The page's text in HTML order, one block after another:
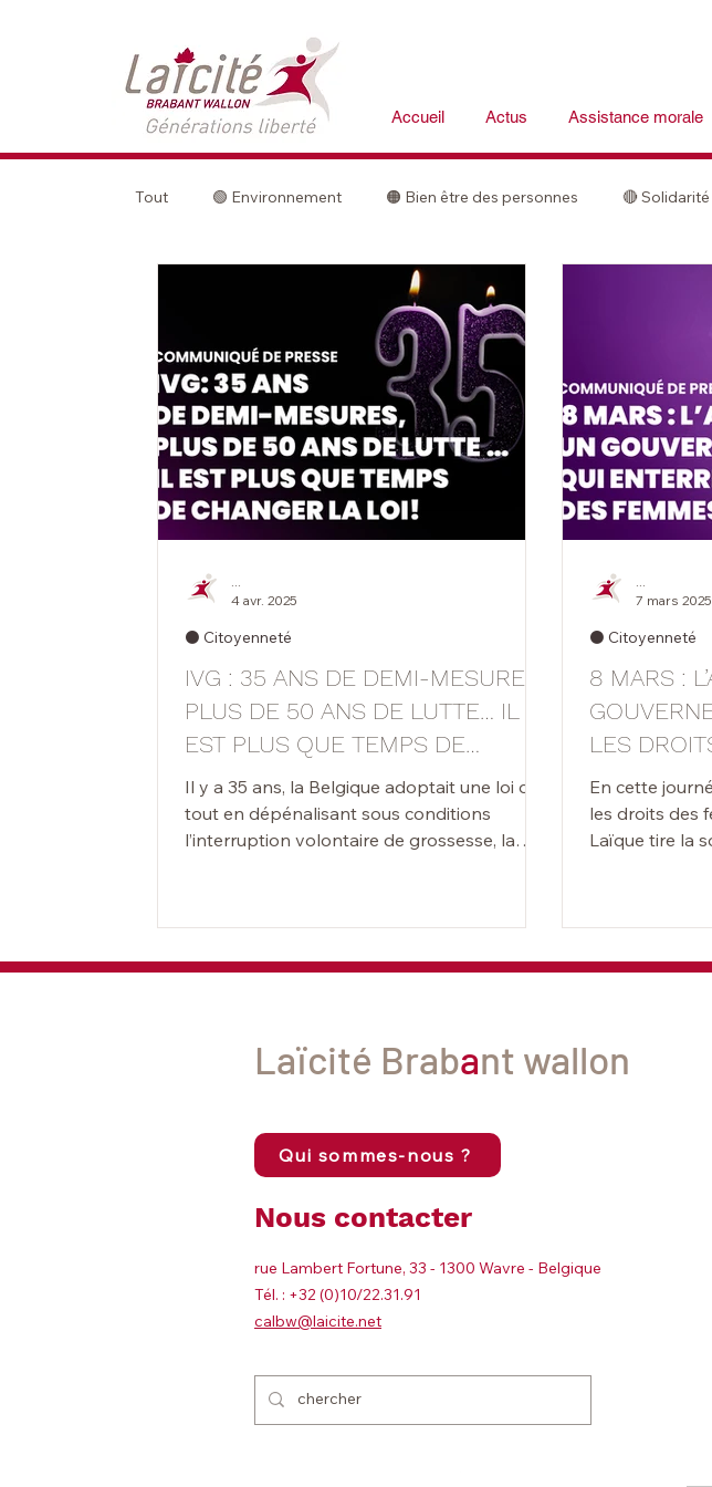
Accueil Actus Assistance morale
Tout 🟢 Environnement 🟠 Bien être des personnes 🔴 Solidarité
IVG : 35 ANS DE DEMI-MESURES,
PLUS DE 50 ANS DE LUTTE… IL
EST PLUS QUE TEMPS DE
CHANGER LA LOI !
Il y a 35 ans, la Belgique adoptait une loi qui,
tout en dépénalisant sous conditions
l’interruption volontaire de grossesse, la
⚫️ Citoyenneté
4 avr. 2025
8 MARS :
LES
En cette
les droits des
Laïque tire la
⚫️ Citoyenneté
7 mars 2025
Laïcité Brabant wallon
Qui sommes-nous ?
Nous contacter
rue Lambert Fortune, 33 - 1300 Wavre - Belgique
Tél. : +32 (0)10/22.31.91
calbw@laicite.net